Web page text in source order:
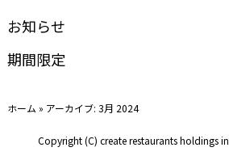
お知らせ
期間限定
ホーム » アーカイブ: 3月 2024
Copyright (C) create restaurants holdings